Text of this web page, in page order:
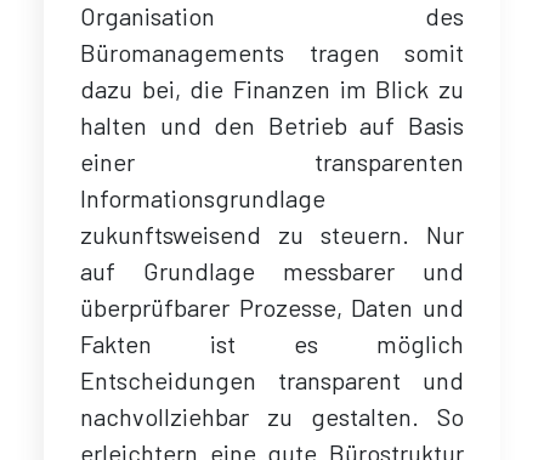
Organisation des
Büromanagements tragen somit
dazu bei, die Finanzen im Blick zu
halten und den Betrieb auf Basis
einer transparenten
Informationsgrundlage
zukunftsweisend zu steuern. Nur
auf Grundlage messbarer und
überprüfbarer Prozesse, Daten und
Fakten ist es möglich
Entscheidungen transparent und
nachvollziehbar zu gestalten. So
erleichtern eine gute Bürostruktur